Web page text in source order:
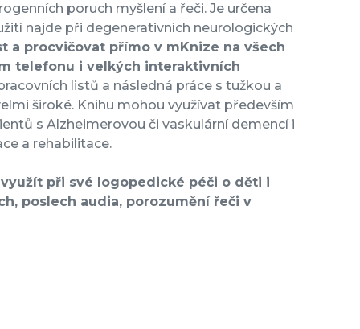
poruch myšlení a řeči. Je určena
najde při degenerativních neurologických
a procvičovat přímo v mKnize na všech
telefonu i velkých interaktivních
listů a následná práce s tužkou a
široké. Knihu mohou využívat především
s Alzheimerovou či vaskulární demencí i
a rehabilitace.
při své logopedické péči o děti i
poslech audia, porozumění řeči v